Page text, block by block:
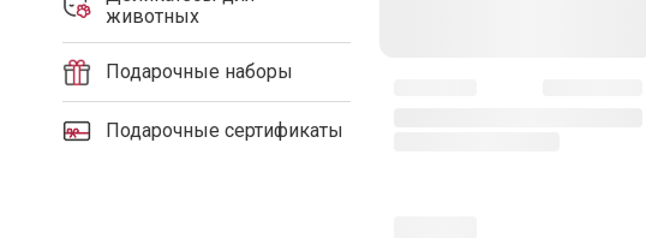
животных
Подарочные наборы
Подарочные сертификаты